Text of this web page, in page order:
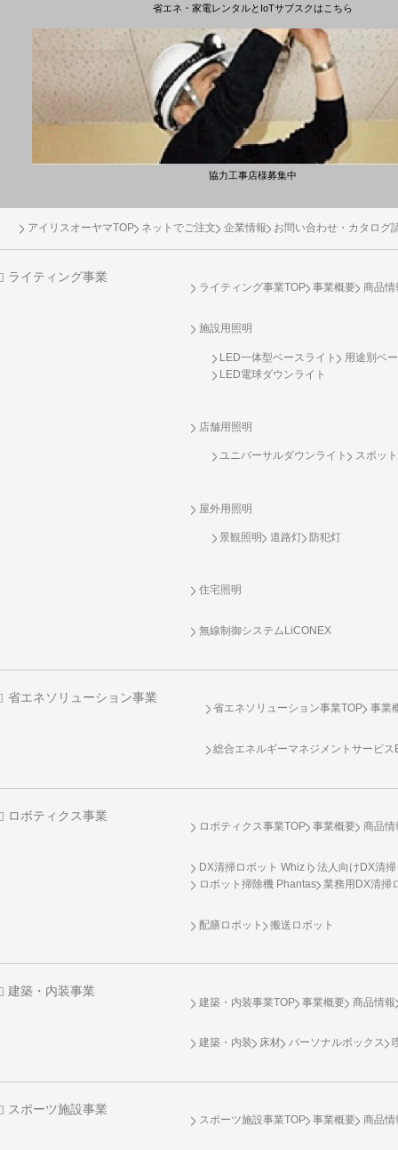
省エネ・家電レンタルとIoTサブスクはこちら
協力工事店様募集中
アイリスオーヤマTOP ネットでご注文 企業情報 お問い合わせ・カタログ
ライティング事業
ライティング事業TOP 事業概要 商品情
施設用照明
LED一体型ベースライト
用途別ベ
LED電球ダウンライト
店舗用照明
ユニバーサルダウンライト スポッ
屋外用照明
景観照明 道路灯 防犯灯
住宅照明
無線制御システム LiCONEX
省エネソリューション事業
省エネソリューション事業TOP 事業
総合エネルギーマネジメントサービ
ロボティクス事業
ロボティクス事業TOP 事業概要 商品情
DX清掃ロボット Whiz i
法人向けDX清
ロボット掃除機 Phantas
業務用DX清掃
配膳ロボット 搬送ロボット
建築・内装事業
建築・内装事業TOP 事業概要 商品情報
建築・内装 床材 パーソナルボックス
スポーツ施設事業
スポーツ施設事業TOP 事業概要 商品情